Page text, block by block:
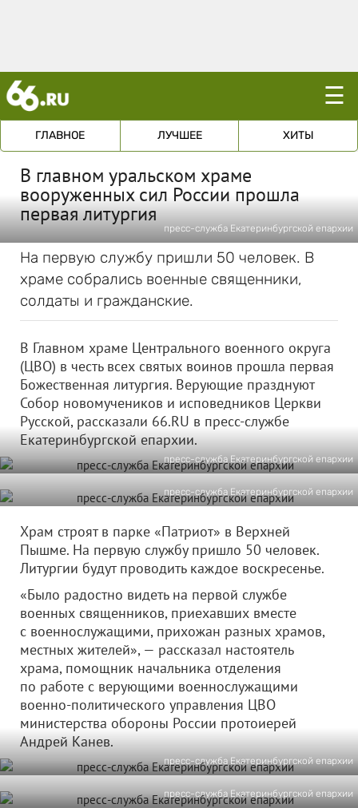
☰
ГЛАВНОЕ ЛУЧШЕЕ ХИТЫ
В главном уральском храме
вооруженных сил России прошла
первая литургия
пресс-служба Екатеринбургской епархии
На первую службу пришли 50 человек. В
храме собрались военные священники,
солдаты и гражданские.
В Главном храме Центрального военного округа
(ЦВО) в честь всех святых воинов прошла первая
Божественная литургия. Верующие празднуют
Собор новомучеников и исповедников Церкви
Русской, рассказали 66.RU в пресс-службе
Екатеринбургской епархии.
пресс-служба Екатеринбургской епархии
пресс-служба Екатеринбургской епархии
Храм строят в парке «Патриот» в Верхней
Пышме. На первую службу пришло 50 человек.
Литургии будут проводить каждое воскресенье.
«Было радостно видеть на первой службе
военных священников, приехавших вместе
с военнослужащими, прихожан разных храмов,
местных жителей», — рассказал настоятель
храма, помощник начальника отделения
по работе с верующими военнослужащими
военно-политического управления ЦВО
министерства обороны России протоиерей
Андрей Канев.
пресс-служба Екатеринбургской епархии
пресс-служба Екатеринбургской епархии